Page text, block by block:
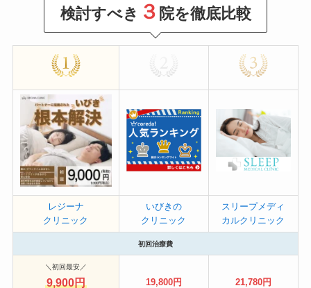
検討すべき ３ 院を徹底比較
レジーナ
クリニック
いびきの
クリニック
スリープメディ
カルクリニック
初回治療費
＼初回最安／
9,900円 19,800円 21,780円